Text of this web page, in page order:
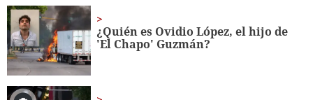
23
seconds
¿Quién es Ovidio López, el hijo de
'El Chapo' Guzmán?